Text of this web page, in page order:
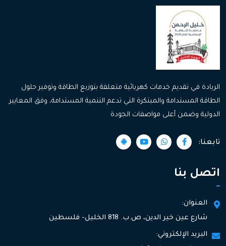
الريادة في تقديم خدمات كهربائية متعلقة بتوزيع الطاقة وتوفير حلول
الطاقة المستدامة والمبتكرة التي تدعم التنمية المستدامة، وفق المعايير
الدولية وضمن أعلى مواصفات الجودة
تابعنا:
اتصل بنا
العنوان:
شارع عين خير الدين، ص.ب. 818 الخليل- فلسطين
البريد الإلكتروني: